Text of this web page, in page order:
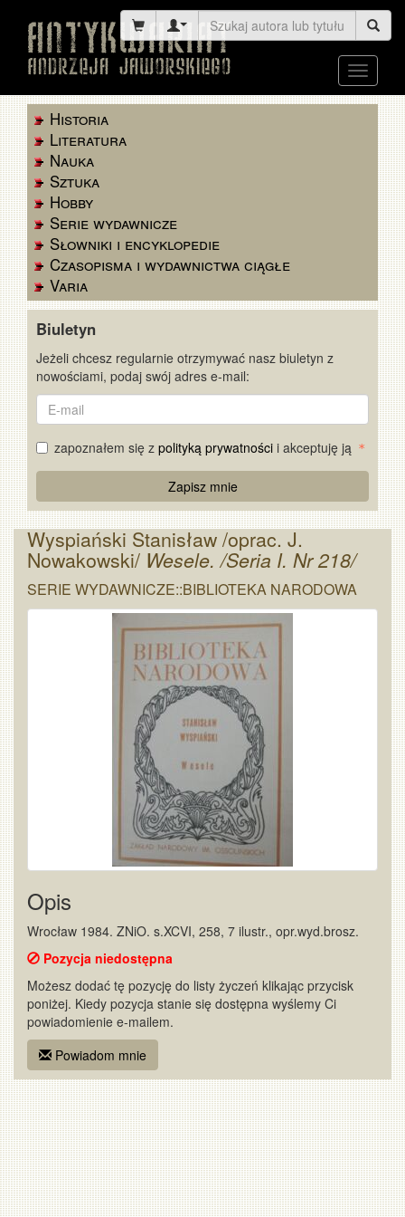
Toggle
Historia
Literatura
Nauka
Sztuka
Hobby
Serie wydawnicze
Słowniki i encyklopedie
Czasopisma i wydawnictwa ciągłe
Varia
Biuletyn
Jeżeli chcesz regularnie otrzymywać nasz biuletyn z
nowościami, podaj swój adres e-mail:
E-
mail
zapoznałem się z polityką prywatności i akceptuję ją
Captcha
Zapisz mnie
Wyspiański Stanisław /oprac. J.
Nowakowski/ Wesele. /Seria I. Nr 218/
SERIE WYDAWNICZE::BIBLIOTEKA NARODOWA
Opis
Wrocław 1984. ZNiO. s.XCVI, 258, 7 ilustr., opr.wyd.brosz.
Pozycja niedostępna
Możesz dodać tę pozycję do listy życzeń klikając przycisk
poniżej. Kiedy pozycja stanie się dostępna wyślemy Ci
powiadomienie e-mailem.
Powiadom mnie